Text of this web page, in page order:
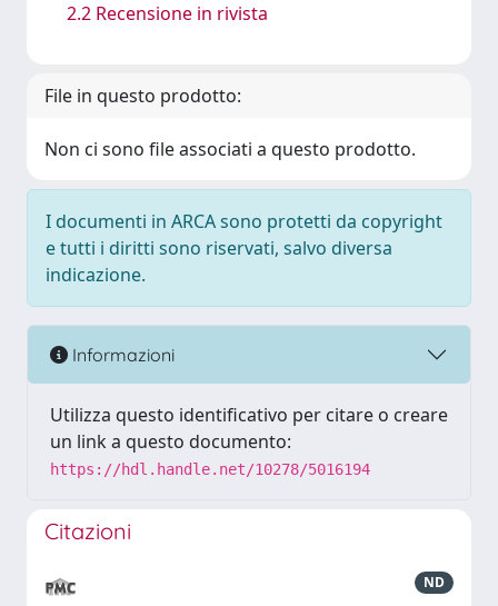
2.2 Recensione in rivista
File in questo prodotto:
Non ci sono file associati a questo prodotto.
I documenti in ARCA sono protetti da copyright
e tutti i diritti sono riservati, salvo diversa
indicazione.
Informazioni
Utilizza questo identificativo per citare o creare
un link a questo documento:
https://hdl.handle.net/10278/5016194
Citazioni
ND